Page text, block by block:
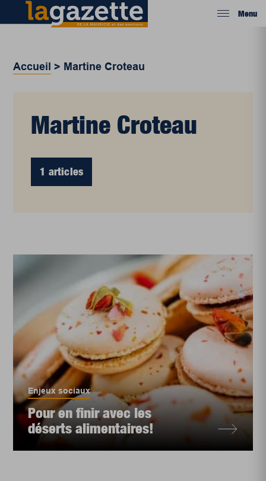
Menu
Accueil > Martine Croteau
Martine Croteau
1 articles
Enjeux sociaux
Pour en finir avec les
déserts alimentaires!